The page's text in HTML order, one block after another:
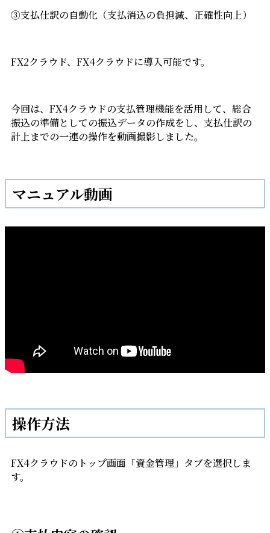
③支払仕訳の自動化（支払消込の負担減、正確性向上）
FX2クラウド、FX4クラウドに導入可能です。
今回は、FX4クラウドの支払管理機能を活用して、総合
振込の準備としての振込データの作成をし、支払仕訳の
計上までの一連の操作を動画撮影しました。
マニュアル動画
操作方法
FX4クラウドのトップ画面「資金管理」タブを選択しま
す。